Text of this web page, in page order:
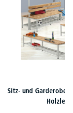
Sitz- und